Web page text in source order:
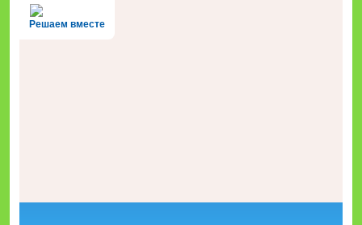
Решаем вместе